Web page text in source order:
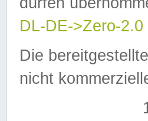
DL-DE->Zero-2.0
Die
nicht